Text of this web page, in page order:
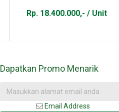
Rp. 18.400.000,- / Unit
Dapatkan Promo Menarik
Email Address